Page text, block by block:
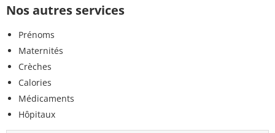
Nos autres services
Prénoms
Maternités
Crèches
Calories
Médicaments
Hôpitaux